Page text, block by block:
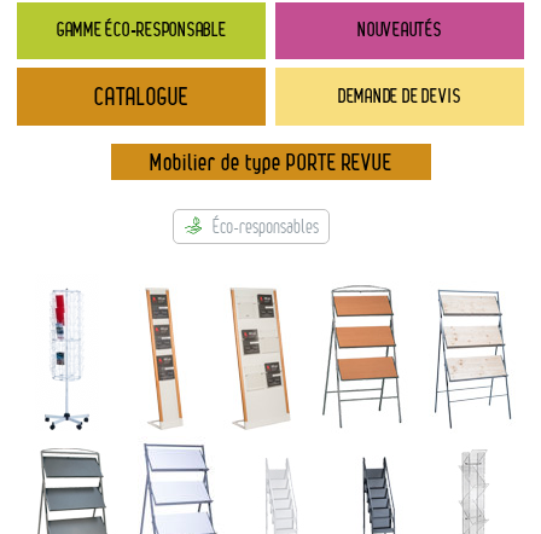
GAMME ÉCO-RESPONSABLE NOUVEAUTÉS
DEMANDE DE DEVIS
Contact
Catalogue
→ Nouveautés
→ Gamme éco-responsable
→ Types de mobilier
→ Couleurs
→ Ensembles
Modélisation 2D/3D
Accueil
CATALOGUE
Mobilier de type PORTE REVUE
Éco-responsables